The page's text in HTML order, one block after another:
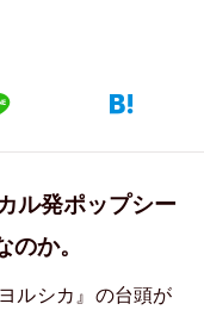
ル発ポップシー
か。
ルシカ』の台頭が